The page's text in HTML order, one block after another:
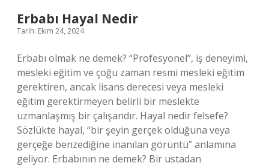
Erbabı Hayal Nedir
Tarih: Ekim 24, 2024
Erbabı olmak ne demek? “Profesyonel”, iş deneyimi,
mesleki eğitim ve çoğu zaman resmi mesleki eğitim
gerektiren, ancak lisans derecesi veya mesleki
eğitim gerektirmeyen belirli bir meslekte
uzmanlaşmış bir çalışandır. Hayal nedir felsefe?
Sözlükte hayal, “bir şeyin gerçek olduğuna veya
gerçeğe benzediğine inanılan görüntü” anlamına
geliyor. Erbabının ne demek? Bir ustadan